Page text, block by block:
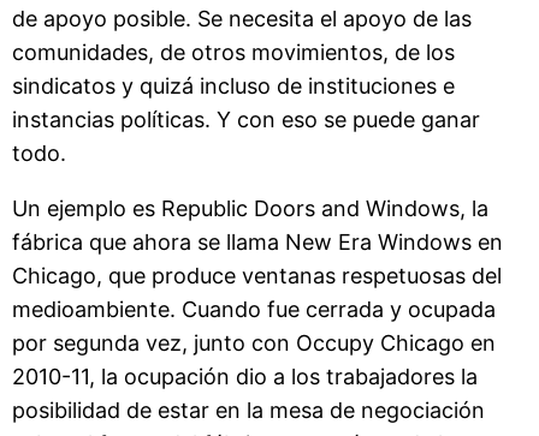
de apoyo posible. Se necesita el apoyo de las
comunidades, de otros movimientos, de los
sindicatos y quizá incluso de instituciones e
instancias políticas. Y con eso se puede ganar
todo.
Un ejemplo es Republic Doors and Windows, la
fábrica que ahora se llama New Era Windows en
Chicago, que produce ventanas respetuosas del
medioambiente. Cuando fue cerrada y ocupada
por segunda vez, junto con Occupy Chicago en
2010-11, la ocupación dio a los trabajadores la
posibilidad de estar en la mesa de negociación